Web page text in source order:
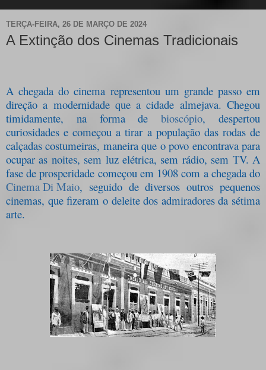
TERÇA-FEIRA, 26 DE MARÇO DE 2024
A Extinção dos Cinemas Tradicionais
A chegada do cinema representou um grande passo em
direção a modernidade que a cidade almejava. Chegou
timidamente, na forma debioscópio, despertou
curiosidades e começou a tirar a população das rodas de
calçadas costumeiras, maneira que o povo encontrava para
ocupar as noites, sem luz elétrica, sem rádio, sem TV. A
fase de prosperidade começou em 1908 com a chegada do
Cinema Di Maio, seguido de diversos outros pequenos
cinemas, que fizeram o deleite dos admiradores da sétima
arte.